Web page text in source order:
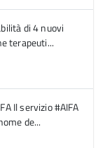
di 4 nuovi
terapeuti...
Il servizio #AIFA
de...